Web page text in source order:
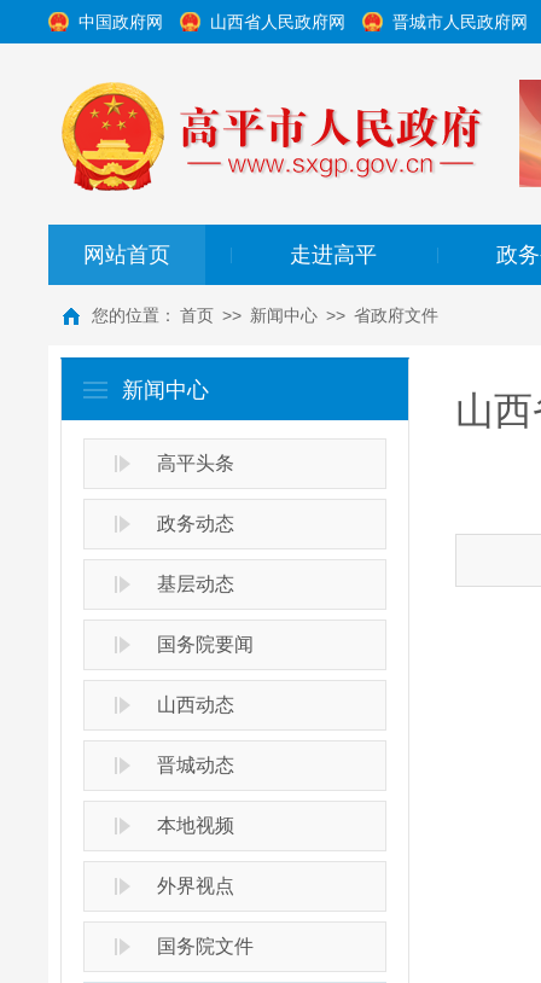
中国政府网 山西省人民政府网 晋城市人民政府网
网站首页 走进高平 政
您的位置： 首页 >> 新闻中心 >> 省政府文件
新闻中心
高平头条
政务动态
基层动态
国务院要闻
山西动态
晋城动态
本地视频
外界视点
国务院文件
山